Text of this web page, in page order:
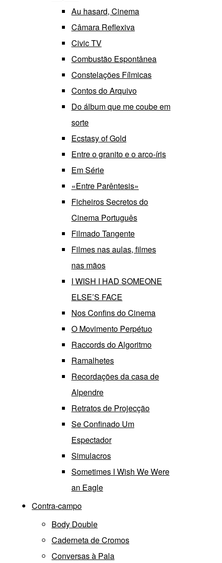
Au hasard, Cinema
Câmara Reflexiva
Civic TV
Combustão Espontânea
Constelações Fílmicas
Contos do Arquivo
Do álbum que me coube em
sorte
Ecstasy of Gold
Entre o granito e o arco-íris
Em Série
«Entre Parêntesis»
Ficheiros Secretos do
Cinema Português
Filmado Tangente
Filmes nas aulas, filmes
nas mãos
I WISH I HAD SOMEONE
ELSE’S FACE
Nos Confins do Cinema
O Movimento Perpétuo
Raccords do Algoritmo
Ramalhetes
Recordações da casa de
Alpendre
Retratos de Projecção
Se Confinado Um
Espectador
Simulacros
Sometimes I Wish We Were
an Eagle
Contra-campo
Body Double
Caderneta de Cromos
Conversas à Pala